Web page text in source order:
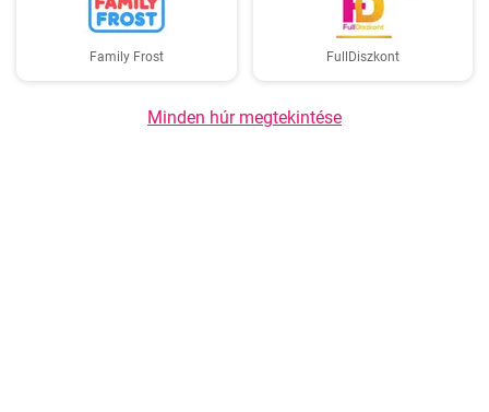
Family Frost FullDiszkont
Minden húr megtekintése